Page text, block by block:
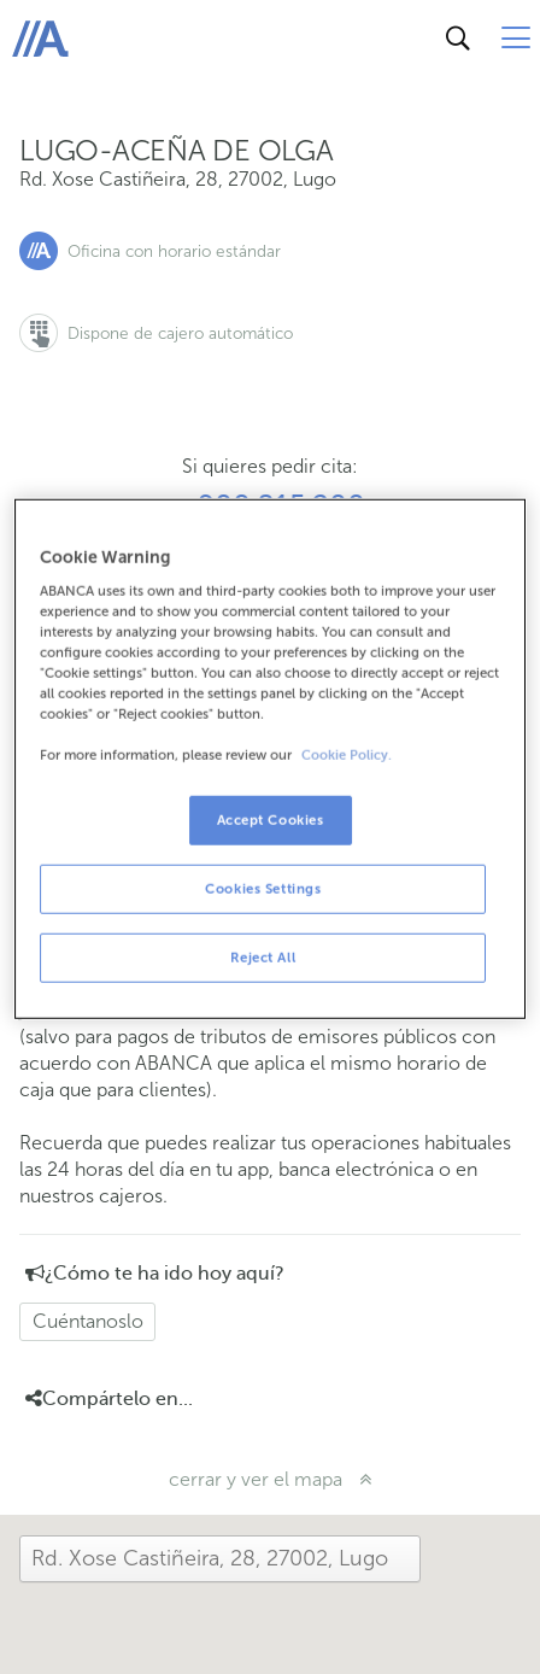
ABANCA
LUGO-ACEÑA DE OLGA
Rd. Xose Castiñeira, 28, 27002, Lugo
Oficina con horario estándar
Dispone de cajero automático
Si quieres pedir cita:
900 815 200
982289015
Cómo llegar
Gestiones comerciales
8:15 a 14:00.
cita previay te atenderemos el día y hora
Operaciones con efectivo
Clientes: de lunes a viernes de 8:15 a 11:00
Si no eres cliente, el horario de caja será losmartes y
(salvo para pagos de tributos de emisores públicos con
acuerdo con ABANCA que aplica el mismo horario de
caja que para clientes).
Recuerda que puedes realizar tus operaciones habituales
las 24 horas del día en tu app, banca electrónica o en
nuestros cajeros.
¿Cómo te ha ido hoy aquí?
Cuéntanoslo
Compártelo en...
cerrar y ver el mapa
Cookie Warning
ABANCA uses its own and third-party cookies both to improve your user
experience and to show you commercial content tailored to your
interests by analyzing your browsing habits. You can consult and
configure cookies according to your preferences by clicking on the
"Cookie settings" button. You can also choose to directly accept or reject
all cookies reported in the settings panel by clicking on the "Accept
cookies" or "Reject cookies" button.
For more information, please review our Cookie Policy.
Reject All
Cookies Settings
Accept Cookies
Rd. Xose Castiñeira, 28, 27002, Lugo